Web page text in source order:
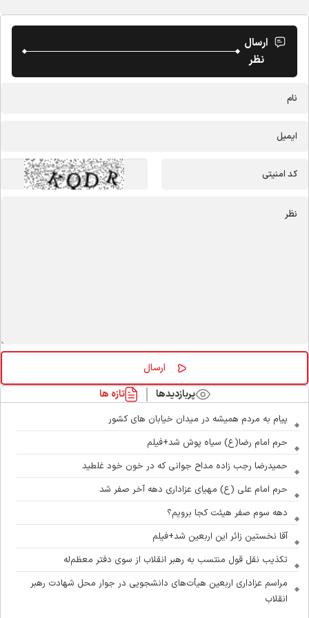
ارسال
نظر
پربازدیدها تازه ها
پیام به مردم همیشه در میدان خیابان های کشور
حرم امام رضا(ع) سیاه پوش شد+فیلم
حمیدرضا رجب زاده مداح جوانی که در خون خود غلطید
حرم امام علی (ع) مهیای عزاداری دهه آخر صفر شد
دهه سوم صفر هیئت کجا برویم؟
آقا نخستین زائر این اربعین شد+فیلم
تکذیب نقل قول منتسب به رهبر انقلاب از سوی دفتر معظم‌له
مراسم عزاداری اربعین هیأت‌های دانشجویی در جوار محل شهادت رهبر
انقلاب